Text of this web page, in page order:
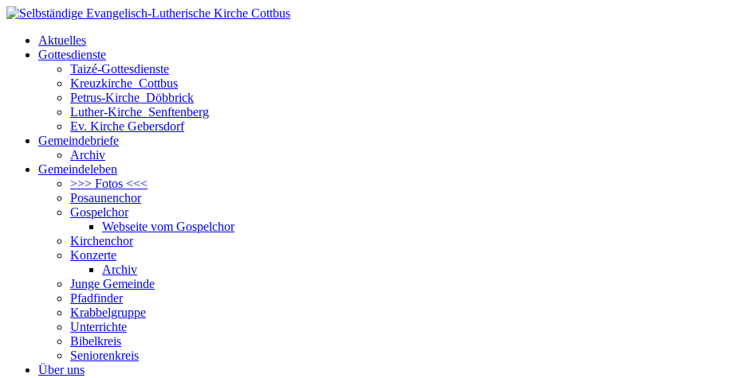
Aktuelles
Gottesdienste
Taizé-Gottesdienste
Kreuzkirche Cottbus
Petrus-Kirche Döbbrick
Luther-Kirche Senftenberg
Ev. Kirche Gebersdorf
Gemeindebriefe
Archiv
Gemeindeleben
>>> Fotos <<<
Posaunenchor
Gospelchor
Webseite vom Gospelchor
Kirchenchor
Konzerte
Archiv
Junge Gemeinde
Pfadfinder
Krabbelgruppe
Unterrichte
Bibelkreis
Seniorenkreis
Über uns